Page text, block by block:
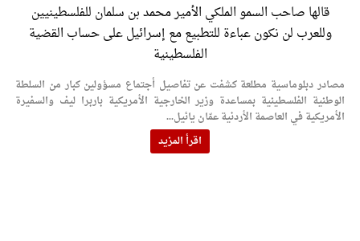
الإسلامية والمسيحية
النواب يقر مشروع تعديل قانون الملكية العقارية
القاضي يلتقي رؤساء تحرير الصحف اليومية ويؤكد حرص مجلس
النواب على شراكة فاعلة مع الإعلام
قالها صاحب السمو الملكي الأمير محمد بن سلمان للفلسطينيين
وللعرب لن نكون عباءة للتطبيع مع إسرائيل على حساب القضية
الفلسطينية
مصادر دبلوماسية مطلعة كشفت عن تفاصيل أجتماع مسؤولين كبار من السلطة
الوطنية الفلسطينية بمساعدة وزير الخارجية الأمريكية باربرا ليف والسفيرة
الأمريكية في العاصمة الأردنية عمّان يائيل...
اقرأ المزيد